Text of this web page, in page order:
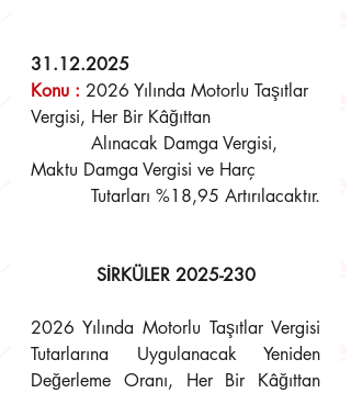
31.12.2025
Konu : 2026 Yılında Motorlu Taşıtlar
Vergisi, Her Bir Kâğıttan
Maktu Damga Vergisi ve Harç
	   Tutarları %18,95 Artırılacaktır.
SİRKÜLER 2025-230
2026 Yılında Motorlu Taşıtlar Vergisi
Tutarlarına Uygulanacak Yeniden
Değerleme Oranı, Her Bir Kâğıttan